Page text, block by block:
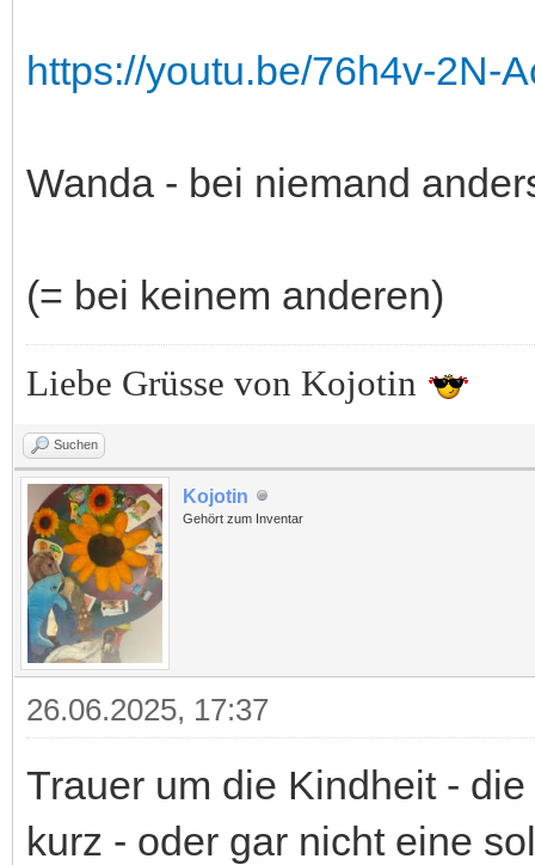
https://youtu.be/76h4v-2N-
Wanda - bei niemand
(= bei keinem anderen)
Liebe Grüsse von Kojotin
Suchen
Kojotin
Gehört zum Inventar
26.06.2025, 17:37
Trauer um die Kindheit -
kurz - oder gar nicht eine